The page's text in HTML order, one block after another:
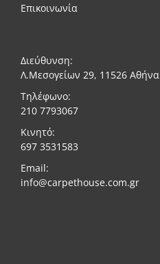
Επικοινωνία
Διεύθυνση:
Λ.Μεσογείων 29, 11526 Αθήνα
Τηλέφωνο:
210 7793067
Κινητό:
697 3531583
Email:
info@carpethouse.com.gr